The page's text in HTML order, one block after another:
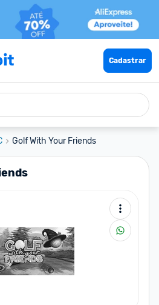
Cadastrar
Golf With Your Friends